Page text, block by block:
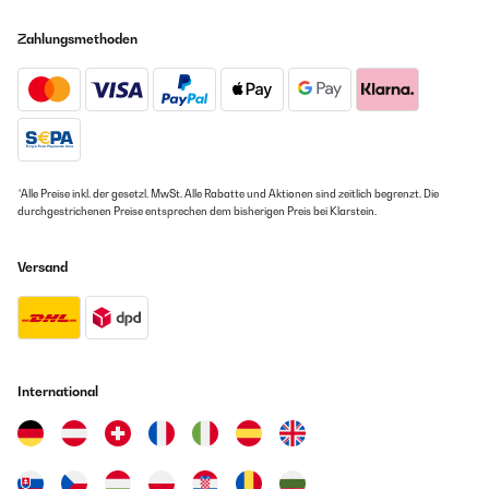
übereinander erfahren haben. Hat uns am Ende insgesamt positiv
anders ausgehen Ich sage „Daumen hoch“
Amazon-Benutzer
09/12/2020
überraschen und geben interessantes über den eigenen Partner preis :)
Amazon-Benutzer
wir spielen das Spiel meist abends im Bett, jeder liesst ein paar Karten.
Partner preis :) Preis recht teuer für ein Kartenspiel daher 4 Sterne
Zahlungsmethoden
*Alle Preise inkl. der gesetzl. MwSt. Alle Rabatte und Aktionen sind zeitlich begrenzt. Die
durchgestrichenen Preise entsprechen dem bisherigen Preis bei Klarstein.
Versand
International